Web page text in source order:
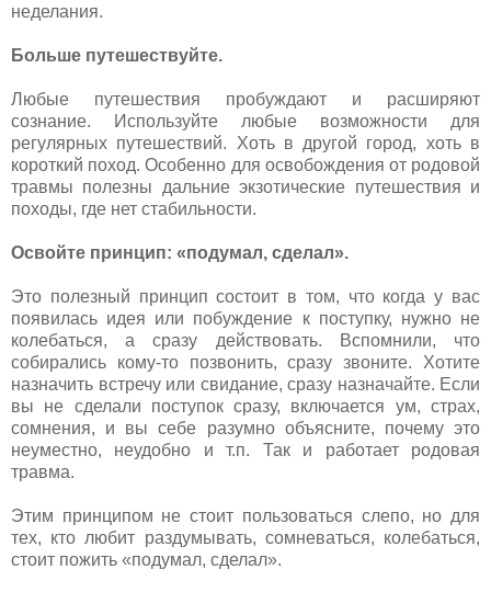
неделания.
Больше путешествуйте.
Любые путешествия пробуждают и расширяют
сознание. Используйте любые возможности для
регулярных путешествий. Хоть в другой город, хоть в
короткий поход. Особенно для освобождения от родовой
травмы полезны дальние экзотические путешествия и
походы, где нет стабильности.
Освойте принцип: «подумал, сделал».
Это полезный принцип состоит в том, что когда у вас
появилась идея или побуждение к поступку, нужно не
колебаться, а сразу действовать. Вспомнили, что
собирались кому-то позвонить, сразу звоните. Хотите
назначить встречу или свидание, сразу назначайте. Если
вы не сделали поступок сразу, включается ум, страх,
сомнения, и вы себе разумно объясните, почему это
неуместно, неудобно и т.п. Так и работает родовая
травма.
Этим принципом не стоит пользоваться слепо, но для
тех, кто любит раздумывать, сомневаться, колебаться,
стоит пожить «подумал, сделал».